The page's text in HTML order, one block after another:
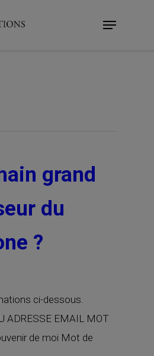
Menu
grand
du
?
ci-dessous.
ADRESSE EMAIL MOT
de moi Mot de